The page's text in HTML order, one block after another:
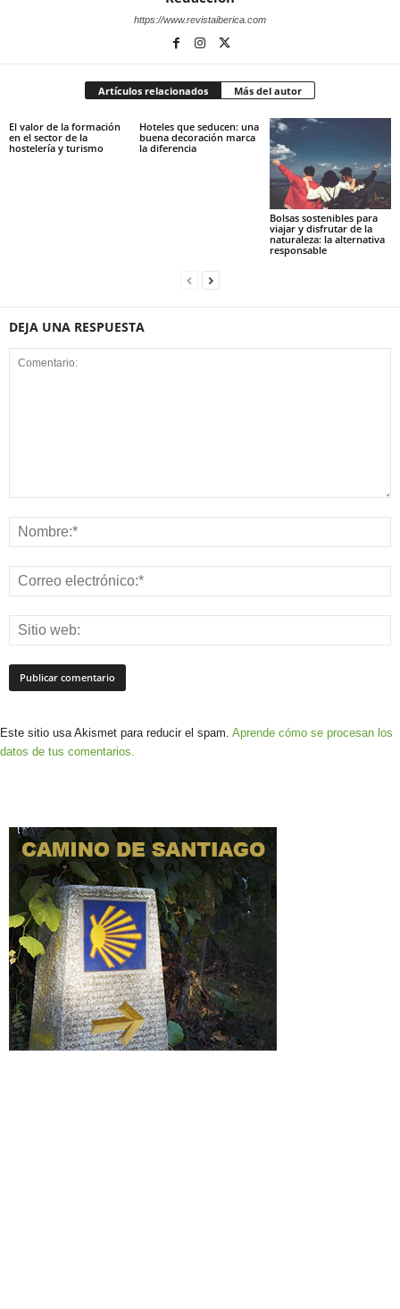
https://www.revistaiberica.com
Artículos relacionados Más del autor
El valor de la formación
en el sector de la
hostelería y turismo
Hoteles que seducen: una
buena decoración marca
la diferencia
Bolsas sostenibles para
viajar y disfrutar de la
naturaleza: la alternativa
responsable
DEJA UNA RESPUESTA
Este sitio usa Akismet para reducir el spam. Aprende cómo se procesan los
datos de tus comentarios.